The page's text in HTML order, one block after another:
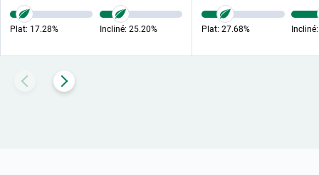
Plat: 17.28% Incliné: 25.20% Plat:27.68%